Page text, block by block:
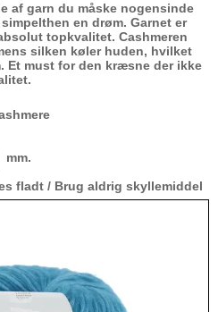
af garn du måske nogensinde
en drøm. Garnet er
topkvalitet. Cashmeren
silken køler huden, hvilket
Et must for den kræsne der ikke
mm.
fladt / Brug aldrig skyllemiddel